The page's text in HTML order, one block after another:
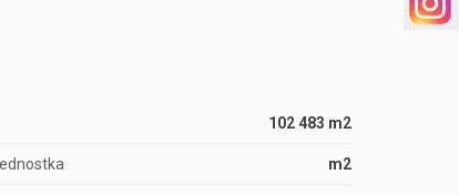
102 483 m2
m2